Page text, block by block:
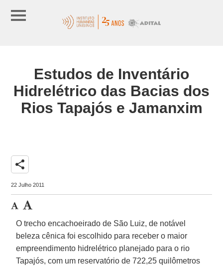
Estudos de Inventário
Hidrelétrico das Bacias dos
Rios Tapajós e Jamanxim
share
22 Julho 2011
O trecho encachoeirado de São Luiz, de notável
beleza cênica foi escolhido para receber o maior
empreendimento hidrelétrico planejado para o rio
Tapajós, com um reservatório de 722,25 quilômetros